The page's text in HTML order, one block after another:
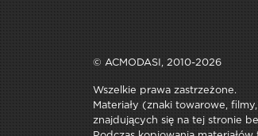
© ACMODASI, 2010-2026
Wszelkie prawa zastrzeżone.
Materiały (znaki towarowe,
znajdujących się na tej stronie